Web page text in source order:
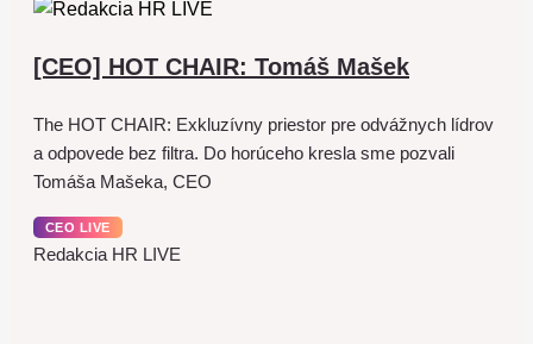
[CEO] HOT CHAIR: Tomáš Mašek
The HOT CHAIR: Exkluzívny priestor pre odvážnych lídrov
a odpovede bez filtra. Do horúceho kresla sme pozvali
Tomáša Mašeka, CEO
CEO LIVE
Redakcia HR LIVE